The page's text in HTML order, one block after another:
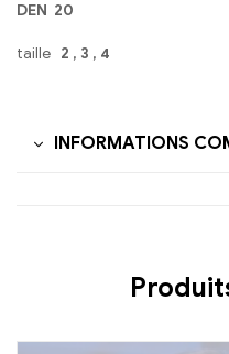
DEN 20
taille 2 , 3 , 4
INFORMATIONS